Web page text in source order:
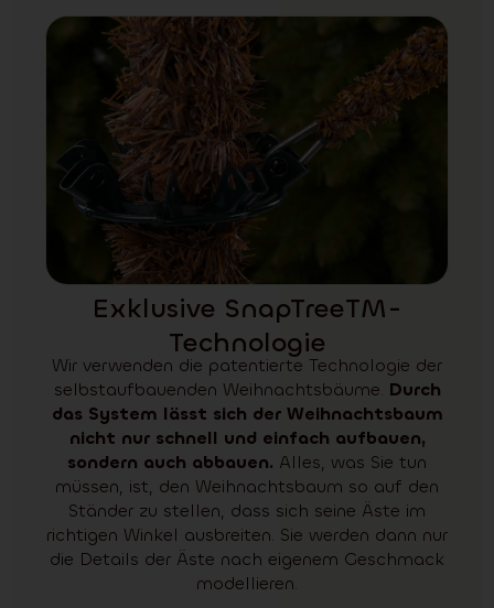
Exklusive SnapTreeTM-
Technologie
Wir verwenden die patentierte Technologie der
selbstaufbauenden Weihnachtsbäume. Durch
das System lässt sich der Weihnachtsbaum
nicht nur schnell und einfach aufbauen,
sondern auch abbauen. Alles, was Sie tun
müssen, ist, den Weihnachtsbaum so auf den
Ständer zu stellen, dass sich seine Äste im
richtigen Winkel ausbreiten. Sie werden dann nur
die Details der Äste nach eigenem Geschmack
modellieren.